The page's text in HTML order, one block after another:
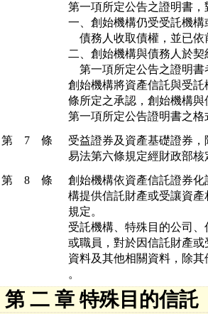
第一項所定公告之證明書
一、創始機構仍受受託機
債務人收取債權，並已
二、創始機構與債務人於
第一項所定公告之證明
創始機構將資產信託與受
條所定之承認，創始機構
第 7 條 受益證券及資產基礎證券
第 8 條
創始機構依資產信託證券
構提供信託財產或受讓資
規定。
受託機構、特殊目的公司
或職員，對於因信託財產
資料及其他相關資料，除
第 二 章 特殊目的信託